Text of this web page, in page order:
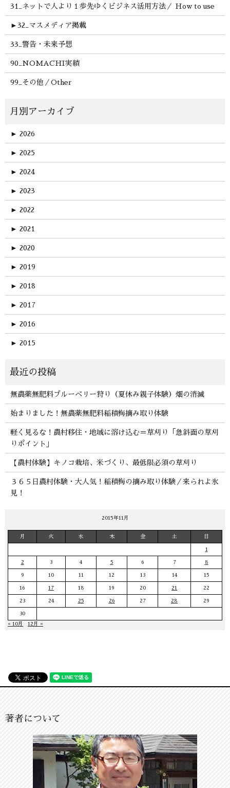
31_ネットで人より１歩先ゆくビジネス活用方法／ How to use
► 32_マスメディア掲載
33_警告・未来予想
90_NOMACHI実績
99_その他／Other
► 2026
► 2025
► 2024
► 2023
► 2022
► 2021
► 2020
► 2019
► 2018
► 2017
► 2016
► 2015
無農薬無肥料ブルーベリー狩り（夏休み親子体験）畑の消滅
始まりました！無農薬無肥料稲積梅摘み取り体験
軽く見るな！農村移住・地域に溶け込む＝草刈り「急斜面の草刈
りポイント」
【農村体験】キノコ栽培、米づくり、最低限必須の草刈り
３６５日農村体験・大人気！稲積梅の摘み取り体験／来られよ氷
見！
2015年11月
月 火 水 木 金 土 日
1
2 3 4 5 6 7 8
9 10 11 12 13 14 15
16 17 18 19 20 21 22
23 24 25 26 27 28 29
30
« 10月
12月 »
著者について